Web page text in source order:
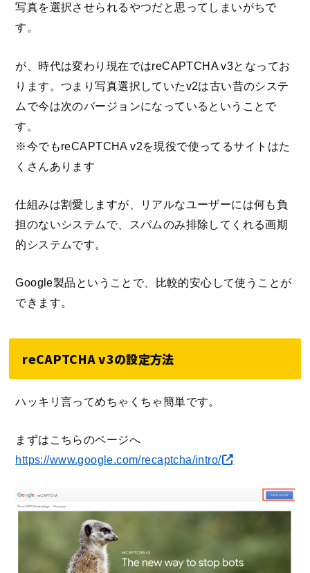
写真を選択させられるやつだと思ってしまいがちで
す。
が、時代は変わり現在ではreCAPTCHA v3となってお
ります。つまり写真選択していたv2は古い昔のシステ
ムで今は次のバージョンになっているということで
す。
※今でもreCAPTCHA v2を現役で使ってるサイトはた
くさんあります
仕組みは割愛しますが、リアルなユーザーには何も負
担のないシステムで、スパムのみ排除してくれる画期
的システムです。
Google製品ということで、比較的安心して使うことが
できます。
reCAPTCHA v3の設定方法
ハッキリ言ってめちゃくちゃ簡単です。
まずはこちらのページへ
https://www.google.com/recaptcha/intro/